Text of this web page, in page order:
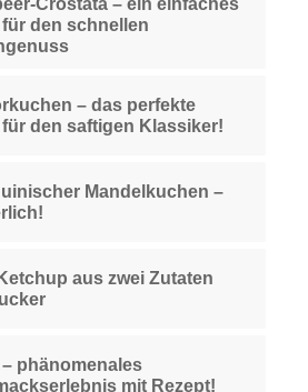
für den schnellen
– das perfekte
für den saftigen Klassiker!
Mandelkuchen –
aus zwei Zutaten
phänomenales
mit Rezept!